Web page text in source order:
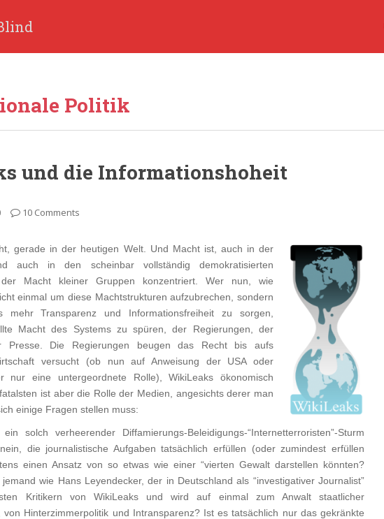
Politik
und die Informationshoheit
10 Comments
gerade in der heutigen Welt. Und Macht ist, auch in der
auch in den scheinbar vollständig demokratisierten
Macht kleiner Gruppen konzentriert. Wer nun, wie
einmal um diese Machtstrukturen aufzubrechen, sondern
Transparenz und Informationsfreiheit zu sorgen,
Macht des Systems zu spüren, der Regierungen, der
Presse. Die Regierungen beugen das Recht bis aufs
versucht (ob nun auf Anweisung der USA oder
nur eine untergeordnete Rolle), WikiLeaks ökonomisch
ist aber die Rolle der Medien, angesichts derer man
einige Fragen stellen muss:
solch verheerender Diffamierungs-Beleidigungs-“Internetterroristen”-Sturm
die journalistische Aufgaben tatsächlich erfüllen (oder zumindest erfüllen
einen Ansatz von so etwas wie einer “vierten Gewalt darstellen könnten?
wie Hans Leyendecker, der in Deutschland als “investigativer Journalist”
Kritikern von WikiLeaks und wird auf einmal zum Anwalt staatlicher
von Hinterzimmerpolitik und Intransparenz? Ist es tatsächlich nur das gekränkte